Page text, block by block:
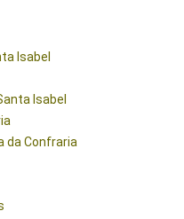
Isabel
Isabel
da Confraria